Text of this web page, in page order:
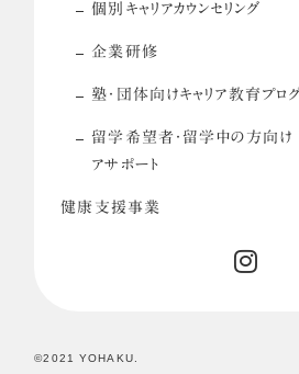
個別キャリアカウンセリング
企業研修
塾・団体向けキャリア教育プロ
留学希望者・留学中の方向
アサポート
健康支援事業
©2021 YOHAKU.